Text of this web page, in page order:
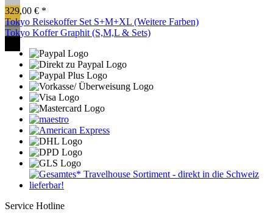
329,00 € *
Tokyo Reisekoffer Set S+M+XL (Weitere Farben)
Tokyo Koffer Graphit (S,M,L & Sets)
Service Hotline